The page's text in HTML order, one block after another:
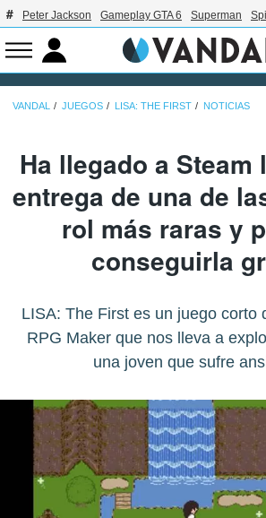
Peter Jackson Gameplay GTA 6 Superman
VANDAL JUEGOS LISA: THE FIRST NOTICIAS
Ha llegado a Steam
entrega de una de
rol más raras y
conseguirla
LISA: The First es un juego corto
RPG Maker que nos lleva a
una joven que sufre